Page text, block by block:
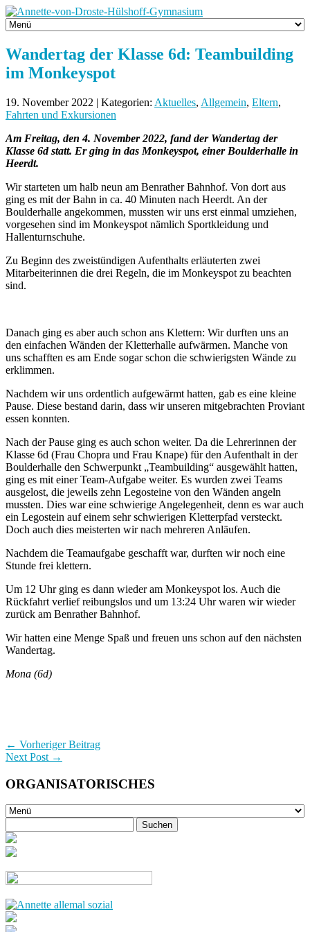
Wandertag der Klasse 6d: Teambuilding
im Monkeyspot
19. November 2022 | Kategorien: Aktuelles, Allgemein, Eltern,
Fahrten und Exkursionen
Am Freitag, den 4. November 2022, fand der Wandertag der
Klasse 6d statt. Er ging in das Monkeyspot, einer Boulderhalle in
Heerdt.
Wir starteten um halb neun am Benrather Bahnhof. Von dort aus
ging es mit der Bahn in ca. 40 Minuten nach Heerdt. An der
Boulderhalle angekommen, mussten wir uns erst einmal umziehen,
vorgesehen sind im Monkeyspot nämlich Sportkleidung und
Hallenturnschuhe.
Zu Beginn des zweistündigen Aufenthalts erläuterten zwei
Mitarbeiterinnen die drei Regeln, die im Monkeyspot zu beachten
sind.
Danach ging es aber auch schon ans Klettern: Wir durften uns an
den einfachen Wänden der Kletterhalle aufwärmen. Manche von
uns schafften es am Ende sogar schon die schwierigsten Wände zu
erklimmen.
Nachdem wir uns ordentlich aufgewärmt hatten, gab es eine kleine
Pause. Diese bestand darin, dass wir unseren mitgebrachten Proviant
essen konnten.
Nach der Pause ging es auch schon weiter. Da die Lehrerinnen der
Klasse 6d (Frau Chopra und Frau Knape) für den Aufenthalt in der
Boulderhalle den Schwerpunkt „Teambuilding“ ausgewählt hatten,
ging es mit einer Team-Aufgabe weiter. Es wurden zwei Teams
ausgelost, die jeweils zehn Legosteine von den Wänden angeln
mussten. Dies war eine schwierige Angelegenheit, denn es war auch
ein Legostein auf einem sehr schwierigen Kletterpfad versteckt.
Doch auch dies meisterten wir nach mehreren Anläufen.
Nachdem die Teamaufgabe geschafft war, durften wir noch eine
Stunde frei klettern.
Um 12 Uhr ging es dann wieder am Monkeyspot los. Auch die
Rückfahrt verlief reibungslos und um 13:24 Uhr waren wir wieder
zurück am Benrather Bahnhof.
Wir hatten eine Menge Spaß und freuen uns schon auf den nächsten
Wandertag.
Mona (6d)
← Vorheriger Beitrag
Next Post →
ORGANISATORISCHES